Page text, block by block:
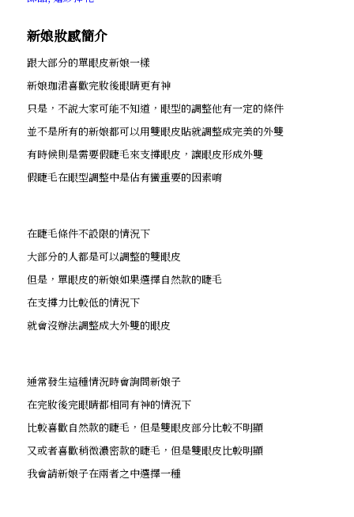
新娘妝感簡介
跟大部分的單眼皮新娘一樣
新娘珈涒喜歡完妝後眼睛更有神
只是，不說大家可能不知道，眼型的調整他有一定的條件
並不是所有的新娘都可以用雙眼皮貼就調整成完美的外雙
有時候則是需要假睫毛來支撐眼皮，讓眼皮形成外雙
假睫毛在眼型調整中是佔有蠻重要的因素唷
在睫毛條件不設限的情況下
大部分的人都是可以調整的雙眼皮
但是，單眼皮的新娘如果選擇自然款的睫毛
在支撐力比較低的情況下
就會沒辦法調整成大外雙的眼皮
通常發生這種情況時會詢問新娘子
在完妝後完眼睛都相同有神的情況下
比較喜歡自然款的睫毛，但是雙眼皮部分比較不明顯
又或者喜歡稍微濃密款的睫毛，但是雙眼皮比較明顯
我會請新娘子在兩者之中選擇一種